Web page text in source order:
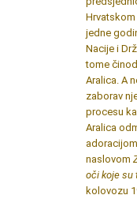
jedne
Nacije i
tome
Aralica. A
zaborav
procesu
Aralica
naslovom
oči koje su
kolovozu